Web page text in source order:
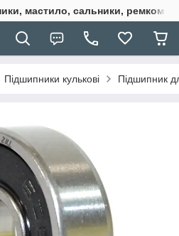
мастило, сальники,
Підшипники кулькові Підшипник